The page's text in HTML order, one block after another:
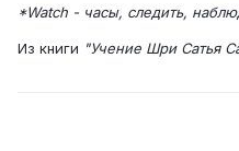
*Watch - часы, следить,
Из книги "Учение Шри Сатья